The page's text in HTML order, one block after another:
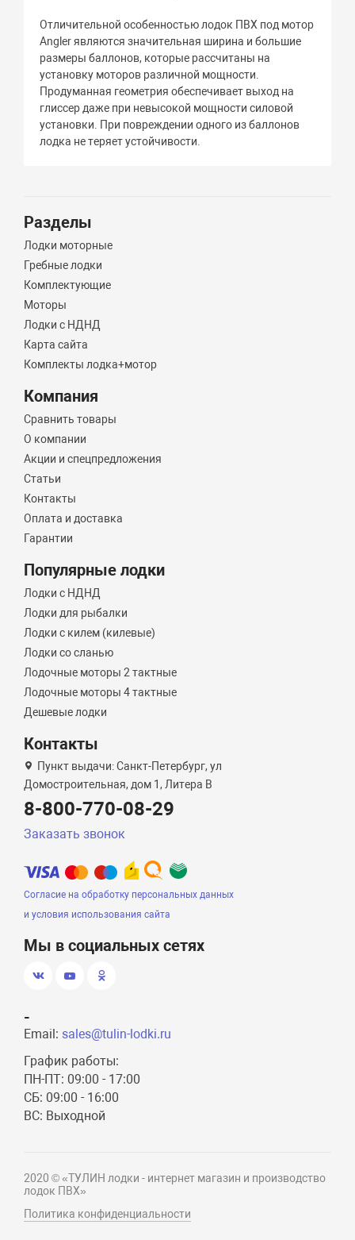
Отличительной особенностью лодок ПВХ под мотор
Angler являются значительная ширина и большие
размеры баллонов, которые рассчитаны на
установку моторов различной мощности.
Продуманная геометрия обеспечивает выход на
глиссер даже при невысокой мощности силовой
установки. При повреждении одного из баллонов
лодка не теряет устойчивости.
Разделы
Лодки моторные
Гребные лодки
Комплектующие
Моторы
Лодки с НДНД
Карта сайта
Комплекты лодка+мотор
Компания
Сравнить товары
О компании
Акции и спецпредложения
Статьи
Контакты
Оплата и доставка
Гарантии
Популярные лодки
Лодки с НДНД
Лодки для рыбалки
Лодки с килем (килевые)
Лодки со сланью
Лодочные моторы 2 тактные
Лодочные моторы 4 тактные
Дешевые лодки
Контакты
Пункт выдачи: Санкт-Петербург, ул
Домостроительная, дом 1, Литера B
8-800-770-08-29
Заказать звонок
Согласие на обработку персональных данных
и условия использования сайта
Мы в социальных сетях
-
Email: sales@tulin-lodki.ru
График работы:
ПН-ПТ: 09:00 - 17:00
СБ: 09:00 - 16:00
ВС: Выходной
2020 © «ТУЛИН лодки - интернет магазин и производство
лодок ПВХ»
Политика конфиденциальности